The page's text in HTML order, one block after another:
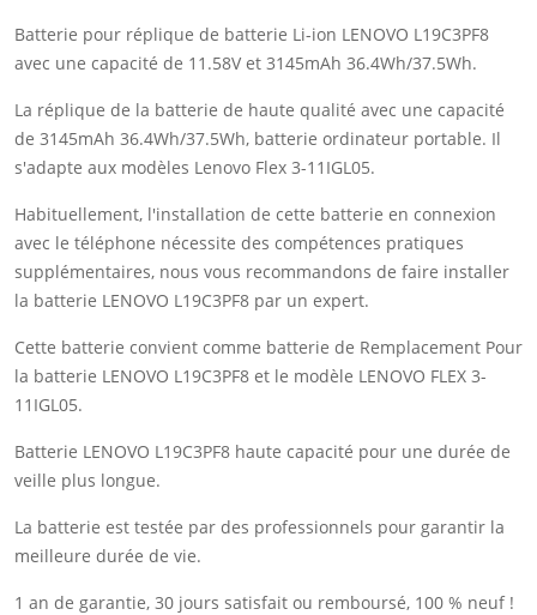
Batterie pour réplique de batterie Li-ion LENOVO L19C3PF8
avec une capacité de 11.58V et 3145mAh 36.4Wh/37.5Wh.
La réplique de la batterie de haute qualité avec une capacité
de 3145mAh 36.4Wh/37.5Wh, batterie ordinateur portable. Il
s'adapte aux modèles Lenovo Flex 3-11IGL05.
Habituellement, l'installation de cette batterie en connexion
avec le téléphone nécessite des compétences pratiques
supplémentaires, nous vous recommandons de faire installer
la batterie LENOVO L19C3PF8 par un expert.
Cette batterie convient comme batterie de Remplacement Pour
la batterie LENOVO L19C3PF8 et le modèle LENOVO FLEX 3-
11IGL05.
Batterie LENOVO L19C3PF8 haute capacité pour une durée de
veille plus longue.
La batterie est testée par des professionnels pour garantir la
meilleure durée de vie.
1 an de garantie, 30 jours satisfait ou remboursé, 100 % neuf !